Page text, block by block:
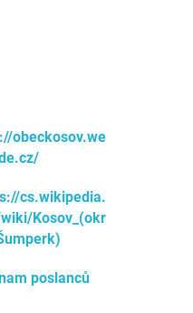
obeckosov.we
cs.wikipedia.
Kosov_(okr
poslanců